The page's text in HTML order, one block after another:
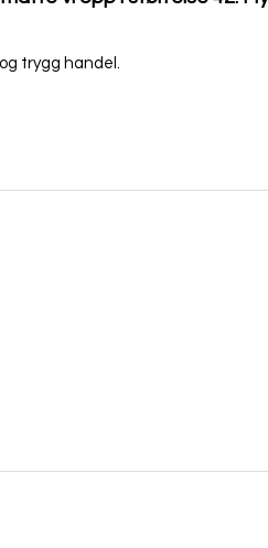
trygg handel.